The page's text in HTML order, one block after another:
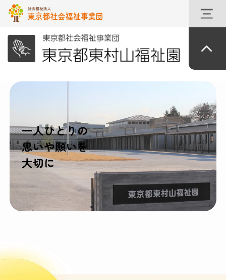
一人ひとりの
思いや願いを
大切に